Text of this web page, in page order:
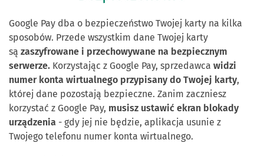
Google Pay dba o bezpieczeństwo Twojej karty na kilka
sposobów. Przede wszystkim dane Twojej karty
są zaszyfrowane i przechowywane na bezpiecznym
serwerze. Korzystając z Google Pay, sprzedawca widzi
numer konta wirtualnego przypisany do Twojej karty,
której dane pozostają bezpieczne. Zanim zaczniesz
korzystać z Google Pay, musisz ustawić ekran blokady
urządzenia - gdy jej nie będzie, aplikacja usunie z
Twojego telefonu numer konta wirtualnego.